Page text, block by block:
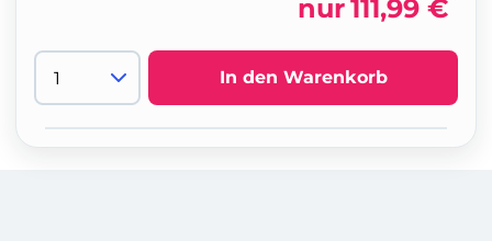
nur111,99 €
In den Warenkorb